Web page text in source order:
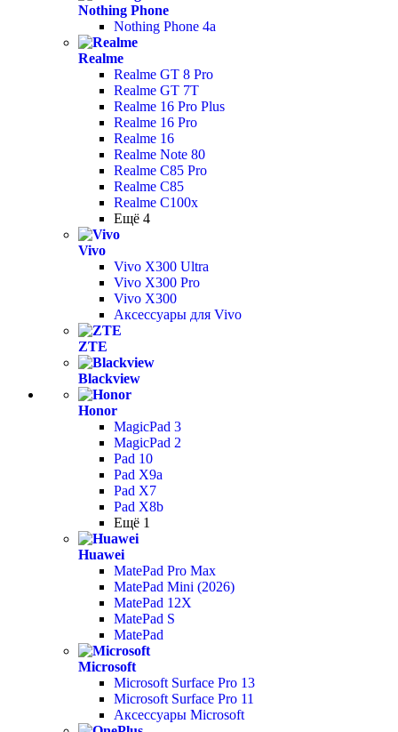
Nothing Phone
Nothing Phone 4a
Realme
Realme GT 8 Pro
Realme GT 7T
Realme 16 Pro Plus
Realme 16 Pro
Realme 16
Realme Note 80
Realme C85 Pro
Realme C85
Realme C100x
Ещё 4
Vivo
Vivo X300 Ultra
Vivo X300 Pro
Vivo X300
Аксессуары для Vivo
ZTE
Blackview
Honor
MagicPad 3
MagicPad 2
Pad 10
Pad X9a
Pad X7
Pad X8b
Ещё 1
Huawei
MatePad Pro Max
MatePad Mini (2026)
MatePad 12X
MatePad S
MatePad
Microsoft
Microsoft Surface Pro 13
Microsoft Surface Pro 11
Аксессуары Microsoft